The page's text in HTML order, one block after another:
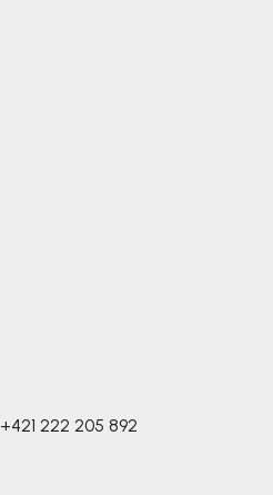
+421 222 205 892